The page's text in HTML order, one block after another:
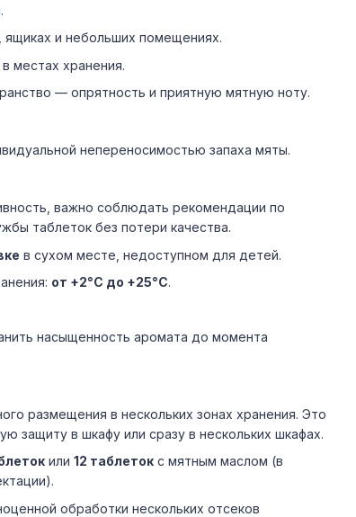
ящиках и небольших помещениях.
местах хранения.
— опрятность и приятную мятную ноту.
непереносимостью запаха мяты.
важно соблюдать рекомендации по
таблеток без потери качества.
в сухом месте, недоступном для детей.
от +2°C до +25°C.
насыщенность аромата до момента
размещения в нескольких зонах хранения. Это
защиту в шкафу или сразу в нескольких шкафах.
или 12 таблеток с мятным маслом (в
обработки нескольких отсеков